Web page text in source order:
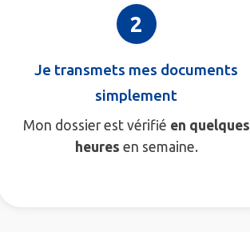
2
Je transmets mes documents
simplement
Mon dossier est vérifié en quelques
heures en semaine.